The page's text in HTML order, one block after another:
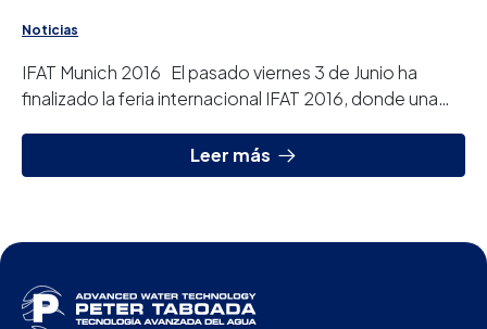
Noticias
IFAT Munich 2016 El pasado viernes 3 de Junio ha
finalizado la feria internacional IFAT 2016, donde una
Leer más